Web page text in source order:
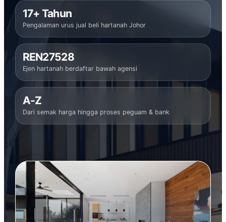
17+ Tahun
Pengalaman urus jual beli hartanah Johor
REN27528
Ejen hartanah berdaftar bawah agensi
A-Z
Dari semak harga hingga proses peguam & bank